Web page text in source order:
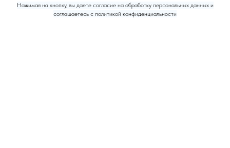
Нажимая на кнопку, вы даете согласие на обработку персональных данных и
соглашаетесь c политикой конфиденциальности